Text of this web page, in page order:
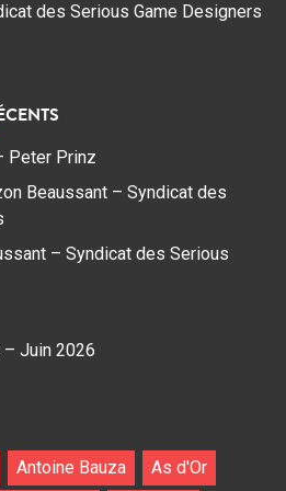
des Serious Game Designers
Peter Prinz
Beaussant – Syndicat des
– Syndicat des Serious
– Juin 2026
Antoine Bauza
As d'Or